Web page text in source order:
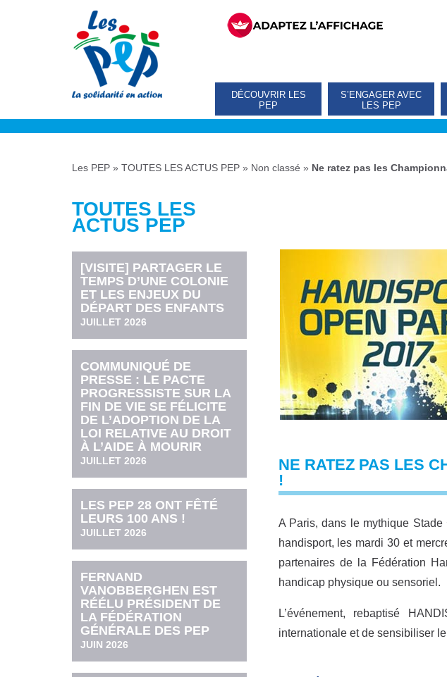
DÉCOUVRIR LES
PEP
S’ENGAGER AVEC
LES PEP
Les PEP » TOUTES LES ACTUS PEP » Non classé » Ne ratez pas les
TOUTES LES
ACTUS PEP
[VISITE] PARTAGER LE
TEMPS D’UNE COLONIE
ET LES ENJEUX DU
DÉPART DES ENFANTS
JUILLET 2026
COMMUNIQUÉ DE
PRESSE : LE PACTE
PROGRESSISTE SUR LA
FIN DE VIE SE FÉLICITE
DE L’ADOPTION DE LA
LOI RELATIVE AU DROIT
À L’AIDE À MOURIR
JUILLET 2026
LES PEP 28 ONT FÊTÉ
LEURS 100 ANS !
JUILLET 2026
FERNAND
VANOBBERGHEN EST
RÉÉLU PRÉSIDENT DE
LA FÉDÉRATION
GÉNÉRALE DES PEP
JUIN 2026
NE RATEZ PAS LES
!
A Paris, dans le mythique
handisport, les mardi 30 et
partenaires de la Fédération
handicap physique ou sensoriel.
L’événement, rebaptisé
internationale et de sensibiliser